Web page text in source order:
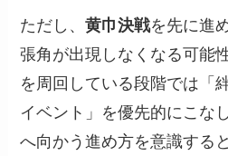
ただし、黄巾決戦を先に進
張角が出現しなくなる可能
を周回している段階では
イベント」を優先的にこな
へ向かう進め方を意識する